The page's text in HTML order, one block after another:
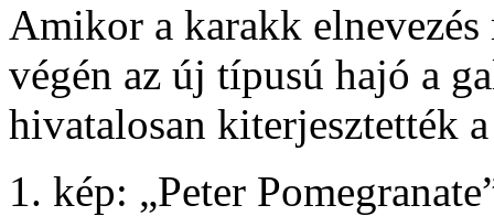
Amikor a karakk elnevezés
végén az új típusú hajó a
hivatalosan kiterjesztették
1. kép: „Peter